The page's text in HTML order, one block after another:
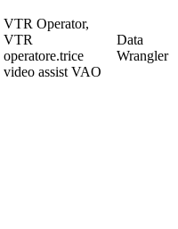
VTR Operator,
VTR
operatore.trice
video assist VAO
Data
Wrangler